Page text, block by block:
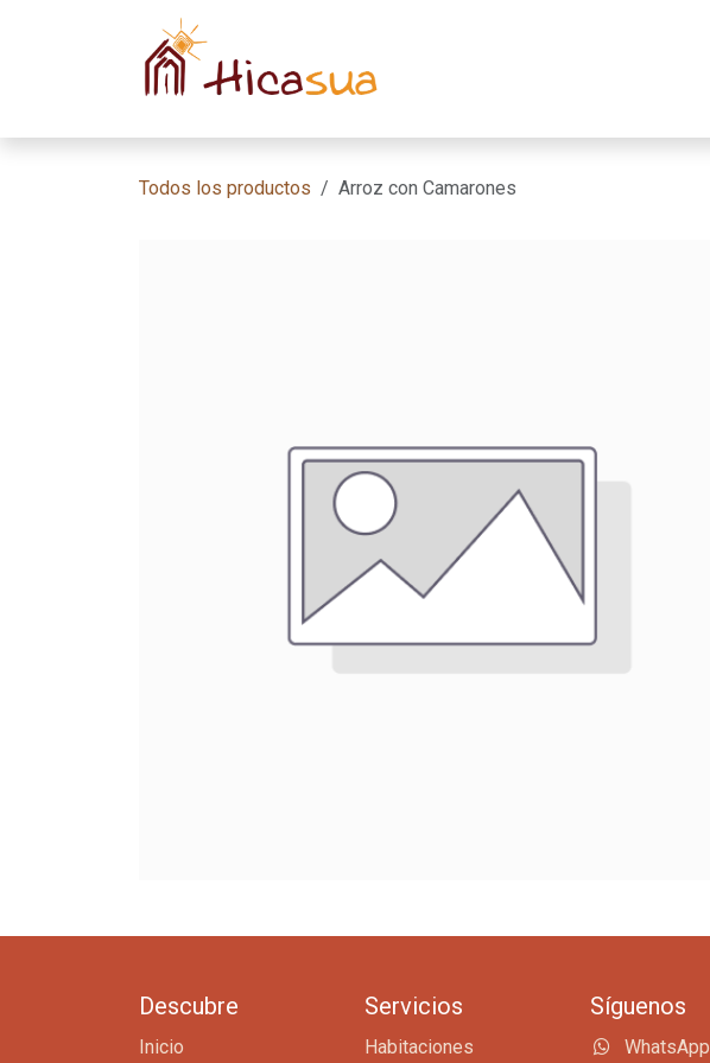
Todos los productos Arroz con Camarones
Descubre
Inicio
Servicios
Habitaciones
Síguenos
WhatsApp